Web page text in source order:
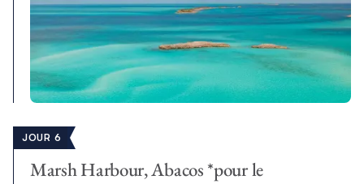
JOUR 6
Marsh Harbour, Abacos *pour le